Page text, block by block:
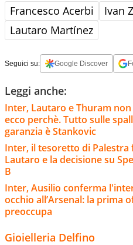
Francesco Acerbi
Ivan
Lautaro Martínez
Seguici su: Google Discover
Leggi anche:
Inter, Lautaro e Thuram
ecco perchè. Tutto sulle
garanzia è Stankovic
Inter, il tesoretto di
Lautaro e la decisione su
B
Inter, Ausilio conferma
occhio all’Arsenal: la prima
preoccupa
Gioielleria Delfino